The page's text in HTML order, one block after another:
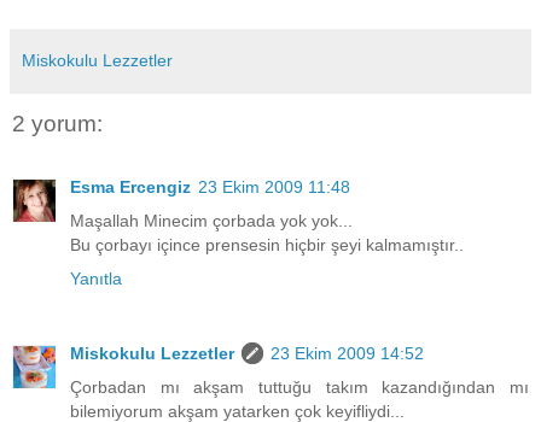
Miskokulu Lezzetler
2 yorum:
Esma Ercengiz 23 Ekim 2009 11:48
Maşallah Minecim çorbada yok yok...
Bu çorbayı içince prensesin hiçbir şeyi kalmamıştır..
Yanıtla
Miskokulu Lezzetler
23 Ekim 2009 14:52
Çorbadan mı akşam tuttuğu takım kazandığından mı
bilemiyorum akşam yatarken çok keyifliydi...